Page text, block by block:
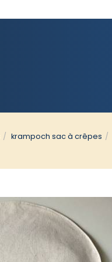
krampoch sac à crêpes